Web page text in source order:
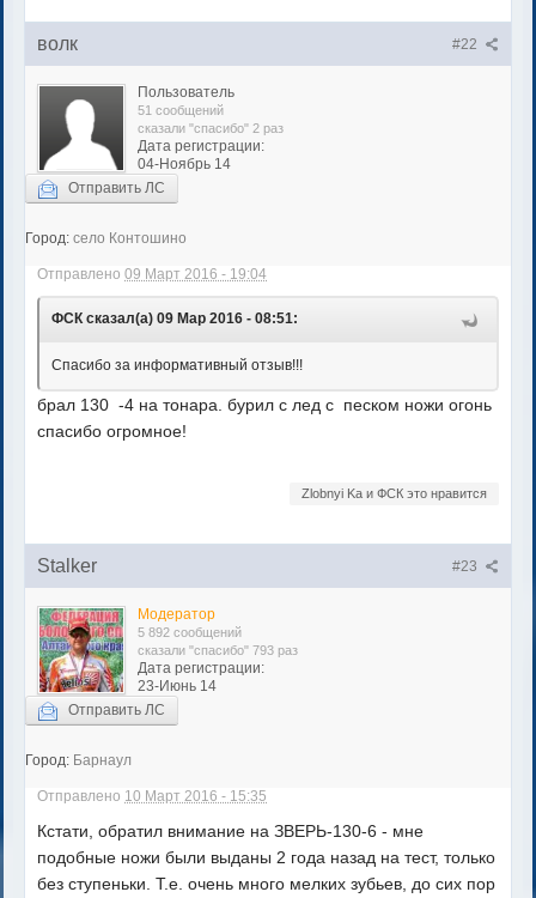
#22
волк
Пользователь
51 сообщений
сказали "спасибо" 2 раз
Дата регистрации:
04-Ноябрь 14
Отправить ЛС
Город: село Контошино
Отправлено09 Март 2016 - 19:04
ФСК сказал(а) 09 Мар 2016 - 08:51:
Спасибо за информативный отзыв!!!
брал 130 -4 на тонара. бурил с лед с песком ножи огонь
спасибо огромное!
Zlobnyi Ka и ФСК это нравится
#23
Stalker
Модератор
5 892 сообщений
сказали "спасибо" 793 раз
Дата регистрации:
23-Июнь 14
Отправить ЛС
Город: Барнаул
Отправлено 10 Март 2016 - 15:35
Кстати, обратил внимание на ЗВЕРЬ-130-6 - мне
подобные ножи были выданы 2 года назад на тест, только
без ступеньки. Т.е. очень много мелких зубьев, до сих пор